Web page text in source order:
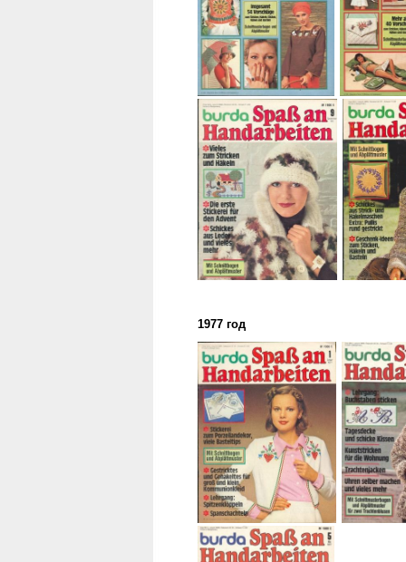
1977 год